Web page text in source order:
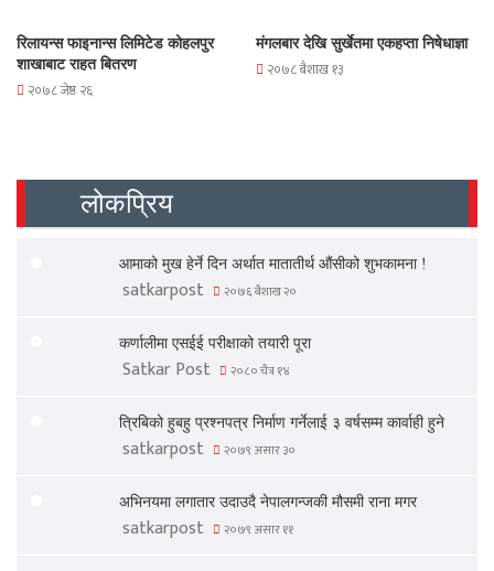
रिलायन्स फाइनान्स लिमिटेड कोहलपुर
शाखाबाट राहत बितरण
२०७८ जेष्ठ २६
मंगलबार देखि सुर्खेतमा एकहप्ता निषेधाज्ञा
२०७८ बैशाख १३
लोकप्रिय
आमाको मुख हेर्ने दिन अर्थात मातातीर्थ औंसीको शुभकामना !
satkarpost २०७६ बैशाख २०
कर्णालीमा एसईई परीक्षाको तयारी पूरा
Satkar Post २०८० चैत्र १४
त्रिबिको हुबहु प्रश्नपत्र निर्माण गर्नेलाई ३ वर्षसम्म कार्वाही हुने
satkarpost २०७९ असार ३०
अभिनयमा लगातार उदाउदै नेपालगन्जकी मौसमी राना मगर
satkarpost २०७९ असार ११